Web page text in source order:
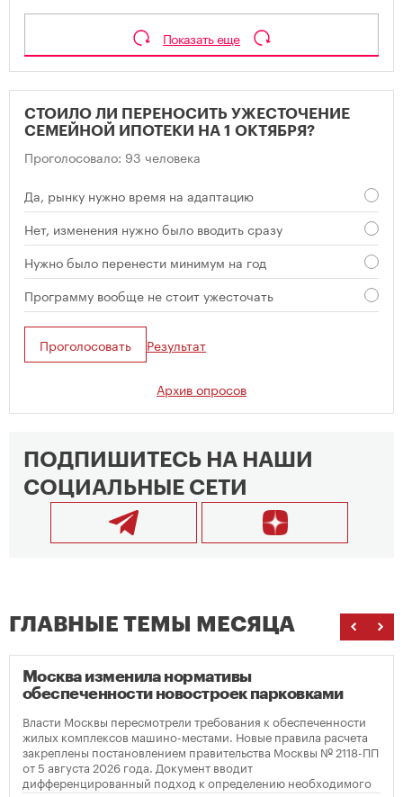
Показать еще
СТОИЛО ЛИ ПЕРЕНОСИТЬ УЖЕСТОЧЕНИЕ
СЕМЕЙНОЙ ИПОТЕКИ НА 1 ОКТЯБРЯ?
Проголосовало: 93 человека
Да, рынку нужно время на адаптацию
Нет, изменения нужно было вводить сразу
Нужно было перенести минимум на год
Программу вообще не стоит ужесточать
Проголосовать Результат
Архив опросов
ПОДПИШИТЕСЬ НА НАШИ
СОЦИАЛЬНЫЕ СЕТИ
ГЛАВНЫЕ ТЕМЫ МЕСЯЦА
Москва изменила нормативы
обеспеченности новостроек парковками
Власти Москвы пересмотрели требования к обеспеченности
жилых комплексов машино-местами. Новые правила расчета
закреплены постановлением правительства Москвы № 2118-ПП
от 5 августа 2026 года. Документ вводит
дифференцированный подход к определению необходимого